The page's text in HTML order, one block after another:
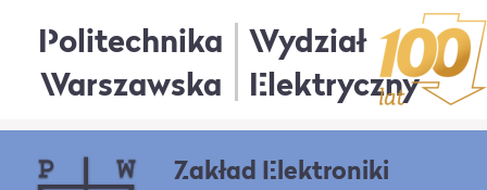
Politechnika
Warszawska
Wydział
Elektryczny
Zakład Elektroniki